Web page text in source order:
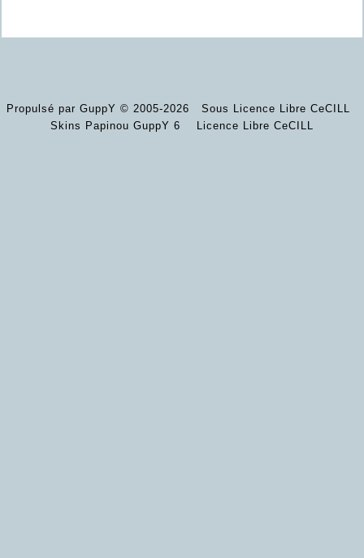
Propulsé par GuppY © 2005-2026
Sous Licence Libre CeCILL
Skins Papinou GuppY 6
Licence Libre CeCILL